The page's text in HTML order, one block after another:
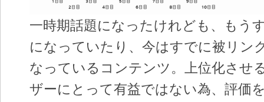
一時期話題になったけれども、もう
になっていたり、今はすでに被リン
なっているコンテンツ。上位化させ
ザーにとって有益ではない為、評価